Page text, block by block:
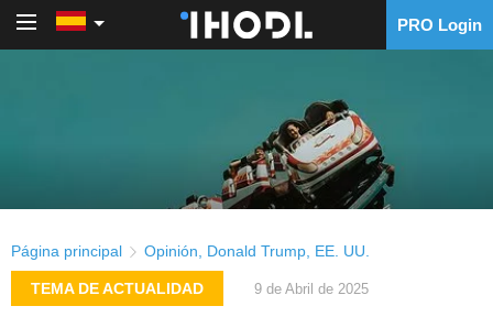
PRO Login
Página principal Opinión Donald Trump EE. UU.
TEMA DE ACTUALIDAD 9 de Abril de 2025